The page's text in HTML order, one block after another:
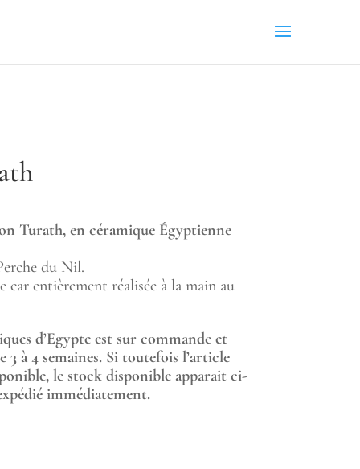
Turath, en céramique Égyptienne
du Nil.
car entièrement réalisée à la main au
d’Egypte est sur commande et
3 à 4 semaines. Si toutefois l’article
le stock disponible apparait ci-
immédiatement.